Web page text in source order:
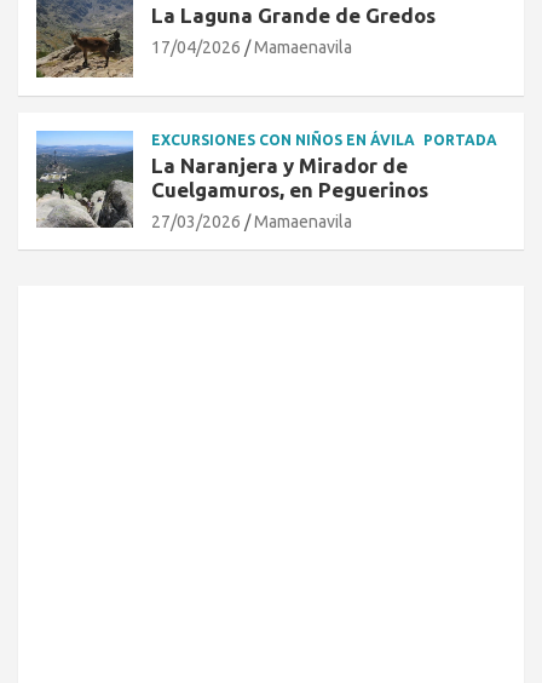
La Laguna Grande de Gredos
17/04/2026 Mamaenavila
EXCURSIONES CON NIÑOS EN ÁVILA PORTADA
La Naranjera y Mirador de
Cuelgamuros, en Peguerinos
27/03/2026 Mamaenavila